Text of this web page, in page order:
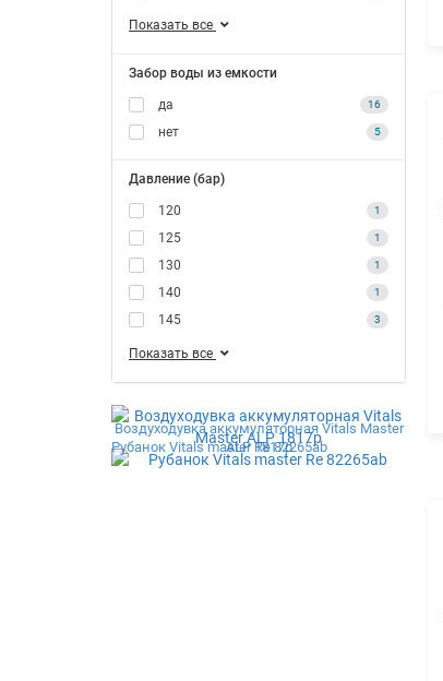
Показать все
Забор воды из емкости
да 16
нет 5
Давление (бар)
120 1
125 1
130 1
140 1
145 3
Показать все
Воздуходувка аккумуляторная Vitals Master
ALP 1817p
Рубанок Vitals master Re 82265ab